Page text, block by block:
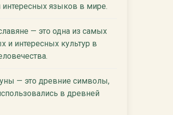
интересных языков в мире.
— это одна из самых
и интересных культур в
— это древние символы,
в древней